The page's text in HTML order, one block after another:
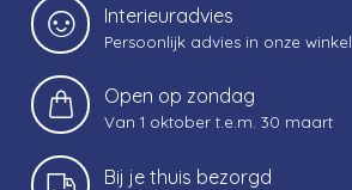
Interieuradvies
Persoonlijk advies in onze winkel
Open op zondag
Van 1 oktober t.e.m. 30 maart
Bij je thuis bezorgd